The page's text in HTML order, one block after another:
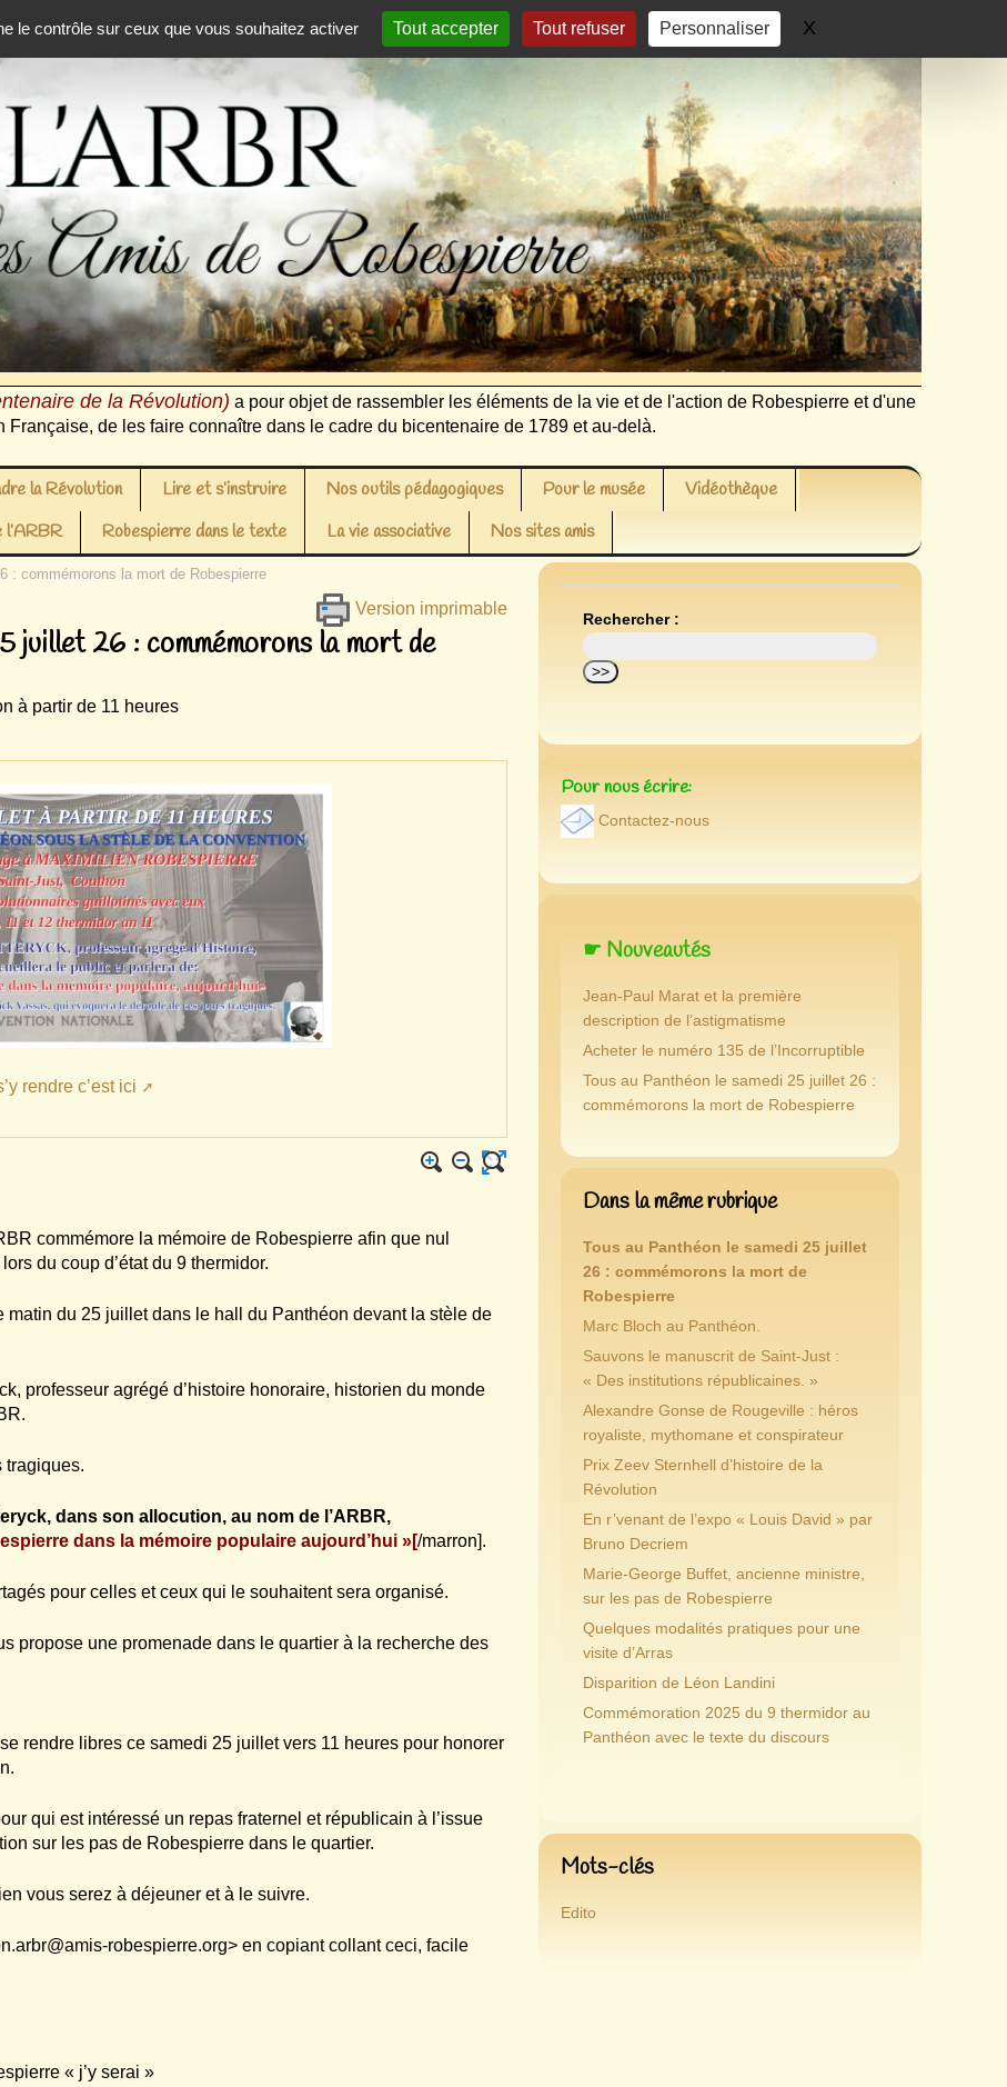
le contrôle sur ceux que vous souhaitez activer
Tout accepter Tout refuser Personnaliser X
de la Révolution) a pour objet de rassembler les éléments de la vie et de l'action de Robespierre et d'une
de les faire connaître dans le cadre du bicentenaire de 1789 et au-delà.
la Révolution Lire et s’instruire Nos outils pédagogiques Pour le musée
Vidéothèque
l’ARBR Robespierre dans le texte La vie associative Nos sites amis
: commémorons la mort de Robespierre
Version imprimable
juillet 26 : commémorons la mort de
à partir de 11 heures
rendre c’est ici
commémore la mémoire de Robespierre afin que nul
du coup d’état du 9 thermidor.
matin du 25 juillet dans le hall du Panthéon devant la stèle de
professeur agrégé d’histoire honoraire, historien du monde
tragiques.
dans son allocution, au nom de l’ARBR,
dans la mémoire populaire aujourd’hui »[/marron].
pour celles et ceux qui le souhaitent sera organisé.
propose une promenade dans le quartier à la recherche des
rendre libres ce samedi 25 juillet vers 11 heures pour honorer
qui est intéressé un repas fraternel et républicain à l’issue
sur les pas de Robespierre dans le quartier.
vous serez à déjeuner et à le suivre.
@amis-robespierre.org> en copiant collant ceci, facile
« j’y serai »
Rechercher :
Pour nous écrire:
Contactez-nous
☛ Nouveautés
Jean-Paul Marat et la première
description de l’astigmatisme
Acheter le numéro 135 de l’Incorruptible
Tous au Panthéon le samedi 25 juillet 26 :
commémorons la mort de Robespierre
Dans la même rubrique
Tous au Panthéon le samedi 25 juillet
26 : commémorons la mort de
Robespierre
Marc Bloch au Panthéon.
Sauvons le manuscrit de Saint-Just :
« Des institutions républicaines. »
Alexandre Gonse de Rougeville : héros
royaliste, mythomane et conspirateur
Prix Zeev Sternhell d’histoire de la
Révolution
En r’venant de l’expo « Louis David » par
Bruno Decriem
Marie-George Buffet, ancienne ministre,
sur les pas de Robespierre
Quelques modalités pratiques pour une
visite d’Arras
Disparition de Léon Landini
Commémoration 2025 du 9 thermidor au
Panthéon avec le texte du discours
Mots-clés
Edito